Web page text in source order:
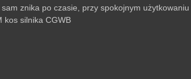
znika po czasie, przy spokojnym
kos silnika CGWB